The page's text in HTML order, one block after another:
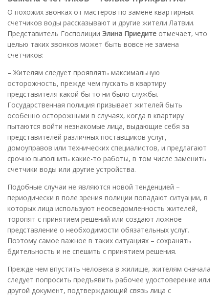
О похожих звонках от мастеров по замене квартирных
счетчиков воды рассказывают и другие жители Латвии.
Представитель Госполиции Элина Приедите отмечает, что
целью таких звонков может быть вовсе не замена
счетчиков:
– Жителям следует проявлять максимальную
осторожность, прежде чем пускать в квартиру
представителя какой бы то ни было службы.
Государственная полиция призывает жителей быть
особенно осторожными в случаях, когда в квартиру
пытаются войти незнакомые лица, выдающие себя за
представителей различных поставщиков услуг,
домоуправов или технических специалистов, и предлагают
срочно выполнить какие-то работы, в том числе заменить
счетчики воды или другие устройства.
Подобные случаи не являются новой тенденцией –
периодически в поле зрения полиции попадают ситуации, в
которых лица используют неосведомленность жителей,
торопят с принятием решений или создают ложное
представление о необходимости обязательных услуг.
Поэтому самое важное в таких ситуациях – сохранять
бдительность и не спешить с принятием решения.
Прежде чем впустить человека в жилище, жителям сначала
следует попросить предъявить рабочее удостоверение или
другой документ, подтверждающий связь лица с